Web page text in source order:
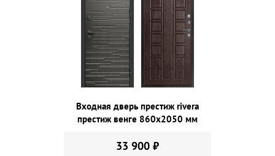
Входная дверь престиж rivera
престиж венге 860х2050 мм
33 900 ₽